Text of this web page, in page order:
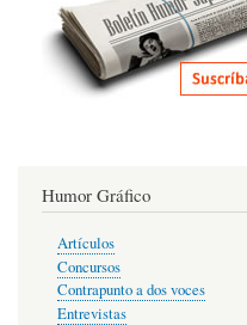
Humor Gráfico
Artículos
Concursos
Contrapunto a dos voces
Entrevistas